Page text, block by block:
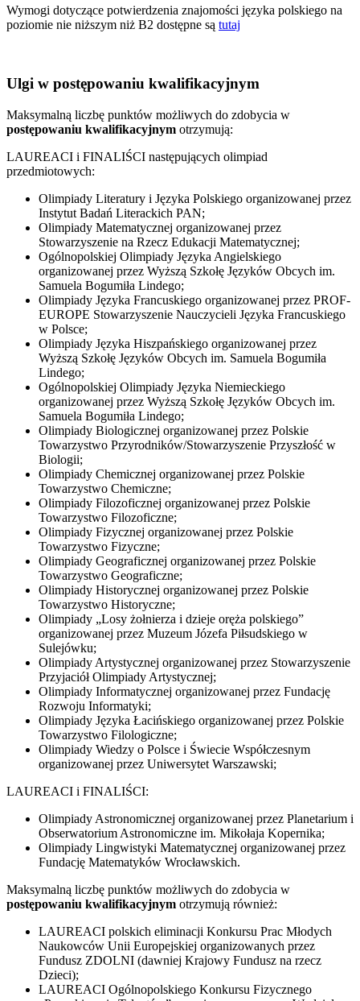
Wymogi dotyczące potwierdzenia znajomości języka polskiego na
poziomie nie niższym niż B2 dostępne są tutaj
Ulgi w postępowaniu kwalifikacyjnym
Maksymalną liczbę punktów możliwych do zdobycia w
postępowaniu kwalifikacyjnym otrzymują:
LAUREACI i FINALIŚCI następujących olimpiad
przedmiotowych:
Olimpiady Literatury i Języka Polskiego organizowanej przez
Instytut Badań Literackich PAN;
Olimpiady Matematycznej organizowanej przez
Stowarzyszenie na Rzecz Edukacji Matematycznej;
Ogólnopolskiej Olimpiady Języka Angielskiego
organizowanej przez Wyższą Szkołę Języków Obcych im.
Samuela Bogumiła Lindego;
Olimpiady Języka Francuskiego organizowanej przez PROF-
EUROPE Stowarzyszenie Nauczycieli Języka Francuskiego
w Polsce;
Olimpiady Języka Hiszpańskiego organizowanej przez
Wyższą Szkołę Języków Obcych im. Samuela Bogumiła
Lindego;
Ogólnopolskiej Olimpiady Języka Niemieckiego
organizowanej przez Wyższą Szkołę Języków Obcych im.
Samuela Bogumiła Lindego;
Olimpiady Biologicznej organizowanej przez Polskie
Towarzystwo Przyrodników/Stowarzyszenie Przyszłość w
Biologii;
Olimpiady Chemicznej organizowanej przez Polskie
Towarzystwo Chemiczne;
Olimpiady Filozoficznej organizowanej przez Polskie
Towarzystwo Filozoficzne;
Olimpiady Fizycznej organizowanej przez Polskie
Towarzystwo Fizyczne;
Olimpiady Geograficznej organizowanej przez Polskie
Towarzystwo Geograficzne;
Olimpiady Historycznej organizowanej przez Polskie
Towarzystwo Historyczne;
Olimpiady „Losy żołnierza i dzieje oręża polskiego”
organizowanej przez Muzeum Józefa Piłsudskiego w
Sulejówku;
Olimpiady Artystycznej organizowanej przez Stowarzyszenie
Przyjaciół Olimpiady Artystycznej;
Olimpiady Informatycznej organizowanej przez Fundację
Rozwoju Informatyki;
Olimpiady Języka Łacińskiego organizowanej przez Polskie
Towarzystwo Filologiczne;
Olimpiady Wiedzy o Polsce i Świecie Współczesnym
organizowanej przez Uniwersytet Warszawski;
LAUREACI i FINALIŚCI:
Olimpiady Astronomicznej organizowanej przez Planetarium i
Obserwatorium Astronomiczne im. Mikołaja Kopernika;
Olimpiady Lingwistyki Matematycznej organizowanej przez
Fundację Matematyków Wrocławskich.
Maksymalną liczbę punktów możliwych do zdobycia w
postępowaniu kwalifikacyjnym otrzymują również:
LAUREACI polskich eliminacji Konkursu Prac Młodych
Naukowców Unii Europejskiej organizowanych przez
Fundusz ZDOLNI (dawniej Krajowy Fundusz na rzecz
Dzieci);
LAUREACI Ogólnopolskiego Konkursu Fizycznego